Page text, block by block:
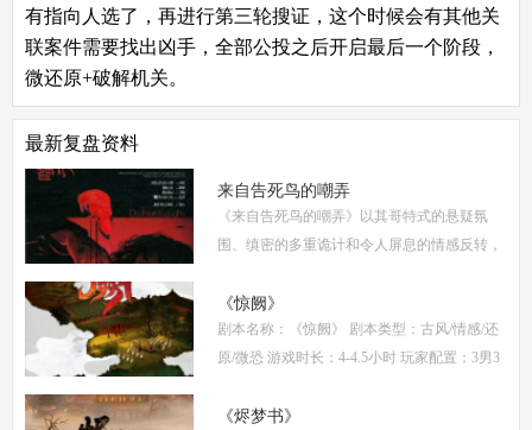
有指向人选了，再进行第三轮搜证，这个时候会有其他关
联案件需要找出凶手，全部公投之后开启最后一个阶段，
微还原+破解机关。
最新复盘资料
来自告死鸟的嘲弄
《来自告死鸟的嘲弄》以其哥特式的悬疑氛
围、缜密的多重诡计和令人屏息的情感反转，
南将从线索流程梳理、角色任务解析、核心诡
计拆
《惊阙》
剧本名称：《惊阙》 剧本类型：古风/情感/还
原/微恐 游戏时长：4-4.5小时 玩家配置：3男3
体验测评内容，复盘答案仅需2步： (1)关注微
《烬梦书》